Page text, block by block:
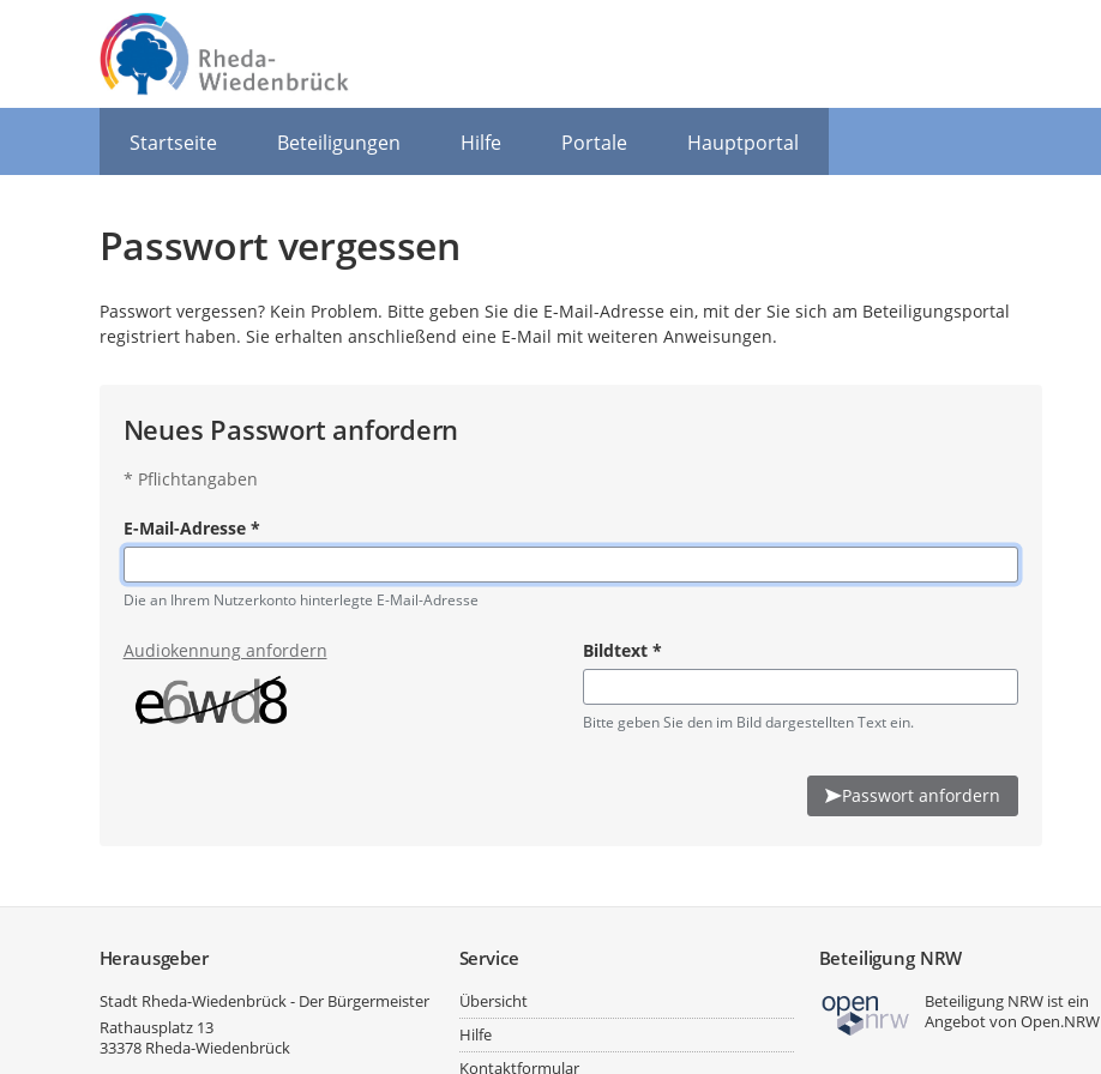
Startseite Beteiligungen Hilfe Portale Hauptportal
Passwort vergessen
Passwort vergessen? Kein Problem. Bitte geben Sie die E-Mail-Adresse ein, mit der Sie sich am Beteiligungsportal
registriert haben. Sie erhalten anschließend eine E-Mail mit weiteren Anweisungen.
Neues Passwort anfordern
* Pflichtangaben
E-Mail-Adresse*
Pflichtangabe
Die an Ihrem Nutzerkonto hinterlegte E-Mail-Adresse
Audiokennung anfordern Bildtext *
Pflichtangabe
Bitte geben Sie den im Bild dargestellten Text ein.
Passwort anfordern
Herausgeber
Stadt Rheda-Wiedenbrück - Der Bürgermeister
Rathausplatz 13
33378 Rheda-Wiedenbrück
Service
Übersicht
Hilfe
Kontaktformular
Beteiligung NRW
Beteiligung NRW ist ein
Angebot vonOpen.NRW